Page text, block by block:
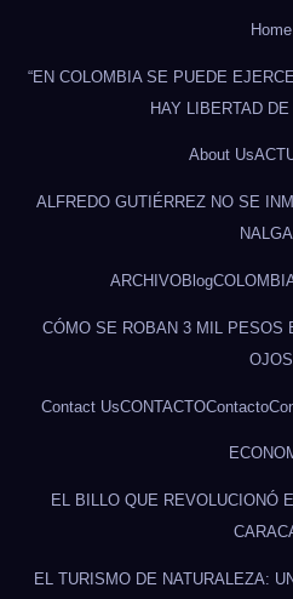
Home
“EN COLOMBIA SE PUEDE
HAY LIBERTAD
About Us
ALFREDO GUTIÉRREZ NO SE
ARCHIVOBlog
CÓMO SE ROBAN 3 MIL PESOS
OJOS
Contact UsCONTACTOContacto
EL BILLO QUE REVOLUCIONÓ
EL TURISMO DE NATURALEZA: